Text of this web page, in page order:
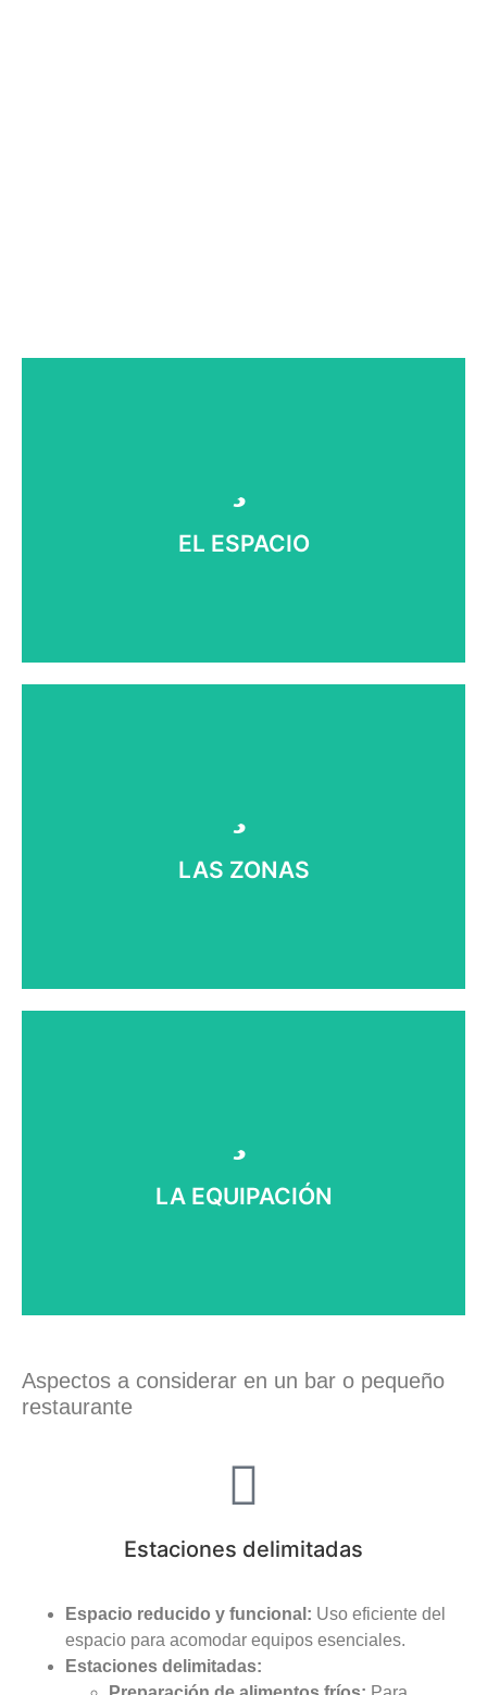
EL ESPACIO
EL ESPACIO
Cuando cada metro cuadrado es importante una
LAS ZONAS
LAS ZONAS
Delimitar claramente zonas es fundamental.
LA EQUIPACIÓN
LA EFICIENCIA
Elegir muy bien cada uno de los equipos de cocina,
Aspectos a considerar en un bar o pequeño
restaurante
Estaciones delimitadas
Espacio reducido y funcional: Uso eficiente del
espacio para acomodar equipos esenciales.
Estaciones delimitadas: